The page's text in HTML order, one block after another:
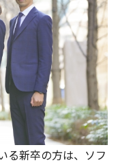
る新卒の方は、ソフ